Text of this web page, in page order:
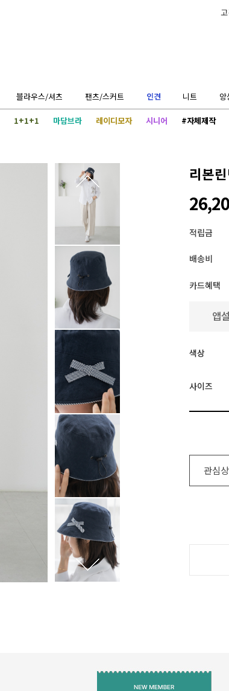
블라우스/셔츠 팬츠/스커트 인견 니트
1+1+1 마담브라 레이디모자 시니어 #자체제작
리본
적립금
배송비
카드혜택
색상
사이즈
관심